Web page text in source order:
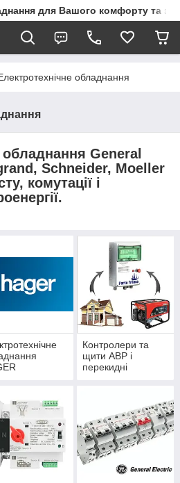
для Вашого комфорту та
обладнання
обладнання General
Schneider, Moeller
комутації і
Контролери та
щити АВР і
перекидні